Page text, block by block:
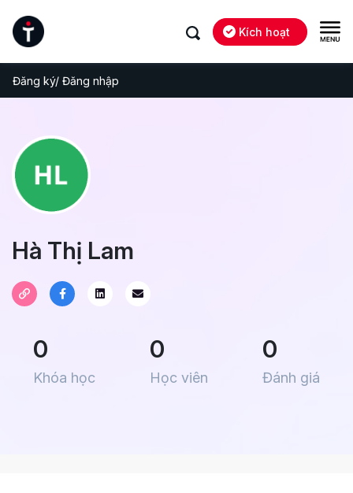
Kích hoạt
Đăng ký/ Đăng nhập
Hà Thị Lam
0
Khóa học
0
Học viên
0
Đánh giá